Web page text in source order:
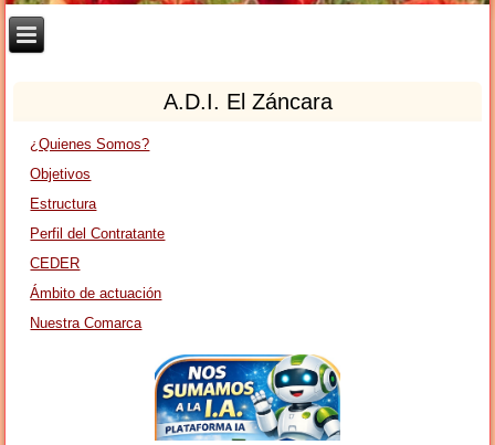
A.D.I. El Záncara
¿Quienes Somos?
Objetivos
Estructura
Perfil del Contratante
CEDER
Ámbito de actuación
Nuestra Comarca